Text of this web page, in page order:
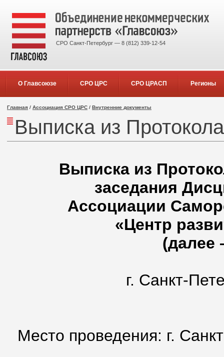
СРО Санкт-Петербург — 8 (812) 339-12-54
О Главсоюзе СРО ЦРС СРО ЦРАСП Регионы
Главная / Ассоциация СРО ЦРС / Внутренние документы
Выписка из
Выписка из
заседания
Ассоциации
«Центр
(далее
г.
Место проведения: г.